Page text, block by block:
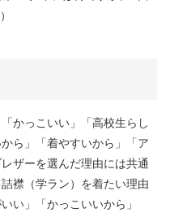
かっこいい」「高校生らし
ら」「着やすいから」「ア
ザーを選んだ理由には共通
襟（学ラン）を着たい理由
い」「かっこいいから」